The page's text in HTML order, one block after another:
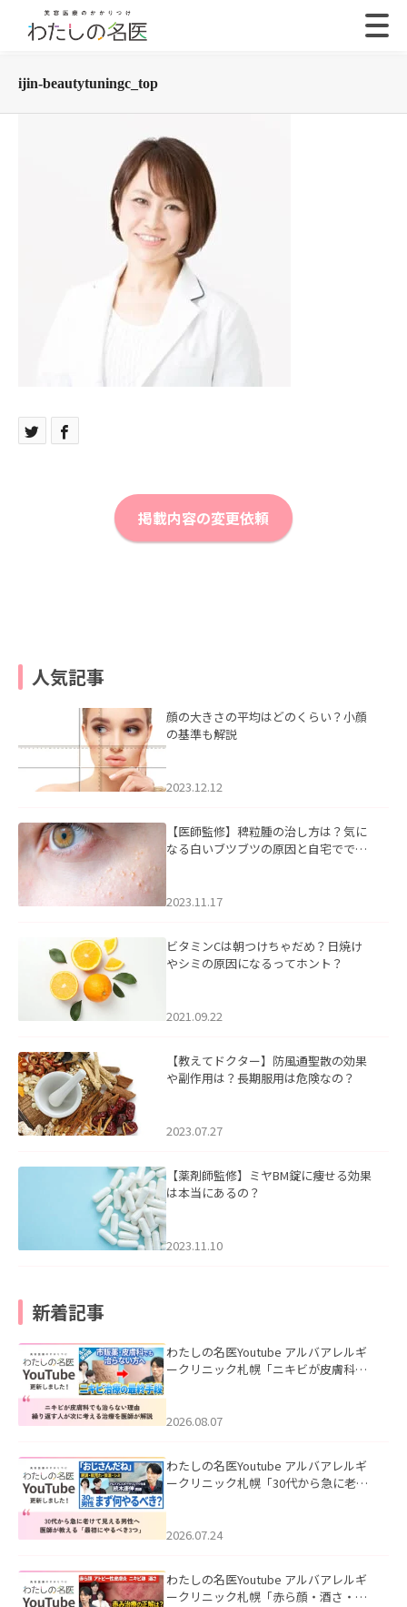
ijin-beautytuningc_top
掲載内容の変更依頼
人気記事
顔の大きさの平均はどのくらい？小顔
の基準も解説
2023.12.12
【医師監修】稗粒腫の治し方は？気に
なる白いブツブツの原因と自宅ででき
2023.11.17
ビタミンCは朝つけちゃだめ？日焼け
やシミの原因になるってホント？
2021.09.22
【教えてドクター】防風通聖散の効果
や副作用は？長期服用は危険なの？
2023.07.27
【薬剤師監修】ミヤBM錠に痩せる効果
は本当にあるの？
2023.11.10
新着記事
わたしの名医Youtube アルバアレルギ
ークリニック札幌「ニキビが皮膚科で
ました。
2026.08.07
わたしの名医Youtube アルバアレルギ
ークリニック札幌「30代から急に老け
た。
2026.07.24
わたしの名医Youtube アルバアレルギ
ークリニック札幌「赤ら顔・酒さ・ニ